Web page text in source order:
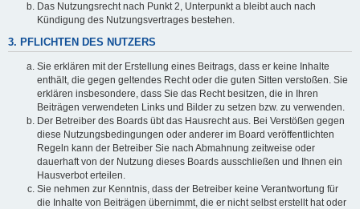
Das Nutzungsrecht nach Punkt 2, Unterpunkt a bleibt auch nach
Kündigung des Nutzungsvertrages bestehen.
3. PFLICHTEN DES NUTZERS
Sie erklären mit der Erstellung eines Beitrags, dass er keine Inhalte
enthält, die gegen geltendes Recht oder die guten Sitten verstoßen. Sie
erklären insbesondere, dass Sie das Recht besitzen, die in Ihren
Beiträgen verwendeten Links und Bilder zu setzen bzw. zu verwenden.
Der Betreiber des Boards übt das Hausrecht aus. Bei Verstößen gegen
diese Nutzungsbedingungen oder anderer im Board veröffentlichten
Regeln kann der Betreiber Sie nach Abmahnung zeitweise oder
dauerhaft von der Nutzung dieses Boards ausschließen und Ihnen ein
Hausverbot erteilen.
Sie nehmen zur Kenntnis, dass der Betreiber keine Verantwortung für
die Inhalte von Beiträgen übernimmt, die er nicht selbst erstellt hat oder